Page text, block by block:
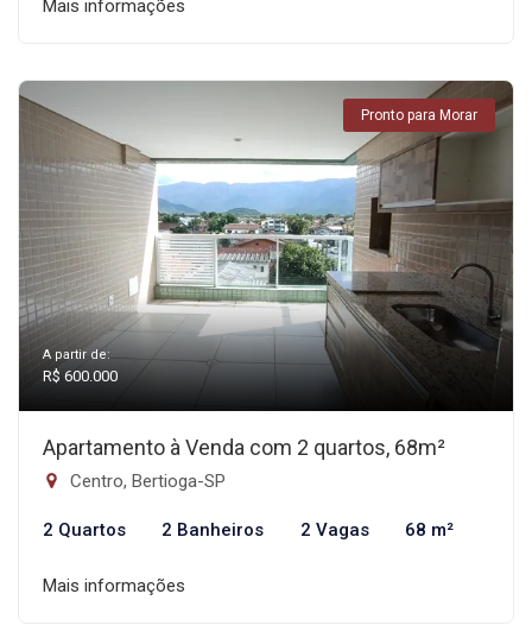
Mais informações
Pronto para Morar
A partir de:
R$ 600.000
Apartamento à Venda com 2 quartos, 68m²
Centro, Bertioga-SP
2 Quartos 2 Banheiros 2 Vagas 68 m²
Mais informações